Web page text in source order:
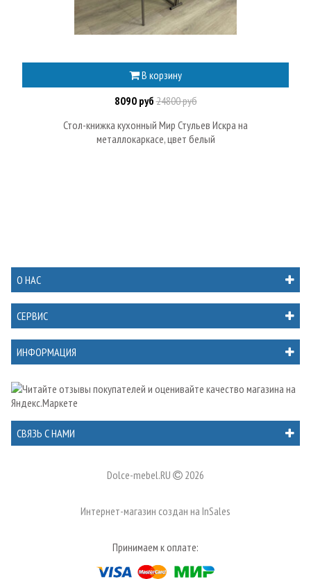
В корзину
8090 руб24800 руб
Стол-книжка кухонный Мир Стульев Искра на
металлокаркасе, цвет белый
О НАС
СЕРВИС
ИНФОРМАЦИЯ
СВЯЗЬ С НАМИ
Dolce-mebel.RU 2026
Интернет-магазин создан на InSales
Принимаем к оплате: